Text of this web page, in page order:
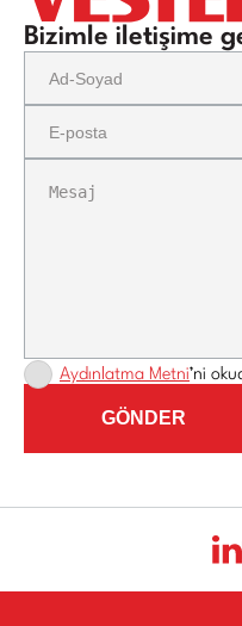
Bizimle iletişime
Aydınlatma Metni’ni
GÖNDER